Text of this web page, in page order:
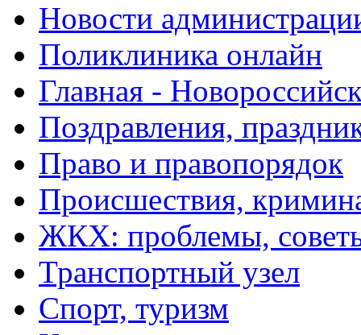
Новости
Поликлиника онлайн
Главная -
Поздравления,
Право и правопорядок
Происшествия,
ЖКХ: проблемы,
Транспортный узел
Спорт, туризм